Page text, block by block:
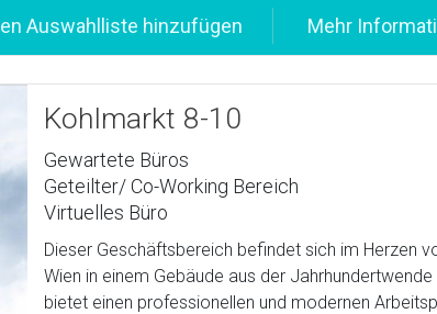
Kohlmarkt 8-10
Gewartete Büros
Geteilter/ Co-Working Bereich
Virtuelles Büro
Dieser Geschäftsbereich befindet sich im Herzen
Wien in einem Gebäude aus der Jahrhundertwende
bietet einen professionellen und modernen